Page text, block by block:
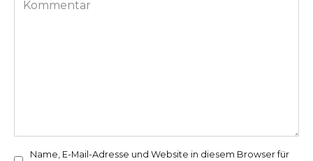
Name, E-Mail-Adresse und Website in diesem Browser für